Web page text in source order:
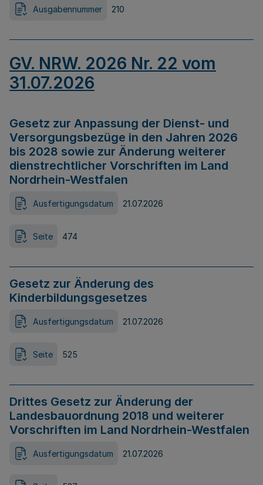
Ausgabennummer 210
GV. NRW. 2026 Nr. 22 vom
31.07.2026
Gesetz zur Anpassung der Dienst- und
Versorgungsbezüge in den Jahren 2026
bis 2028 sowie zur Änderung weiterer
dienstrechtlicher Vorschriften im Land
Nordrhein-Westfalen
Ausfertigungsdatum 21.07.2026
Seite 474
Gesetz zur Änderung des
Kinderbildungsgesetzes
Ausfertigungsdatum 21.07.2026
Seite 525
Drittes Gesetz zur Änderung der
Landesbauordnung 2018 und weiterer
Vorschriften im Land Nordrhein-Westfalen
Ausfertigungsdatum 21.07.2026